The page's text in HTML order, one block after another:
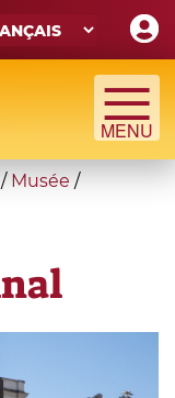
/ Musée /